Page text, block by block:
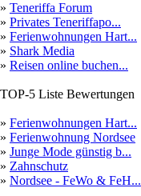
» Teneriffa Forum
» Privates Teneriffapo...
» Ferienwohnungen Hart...
» Shark Media
» Reisen online buchen...
TOP-5 Liste Bewertungen
» Ferienwohnungen Hart...
» Ferienwohnung Nordsee
» Junge Mode günstig b...
» Zahnschutz
» Nordsee - FeWo & FeH...